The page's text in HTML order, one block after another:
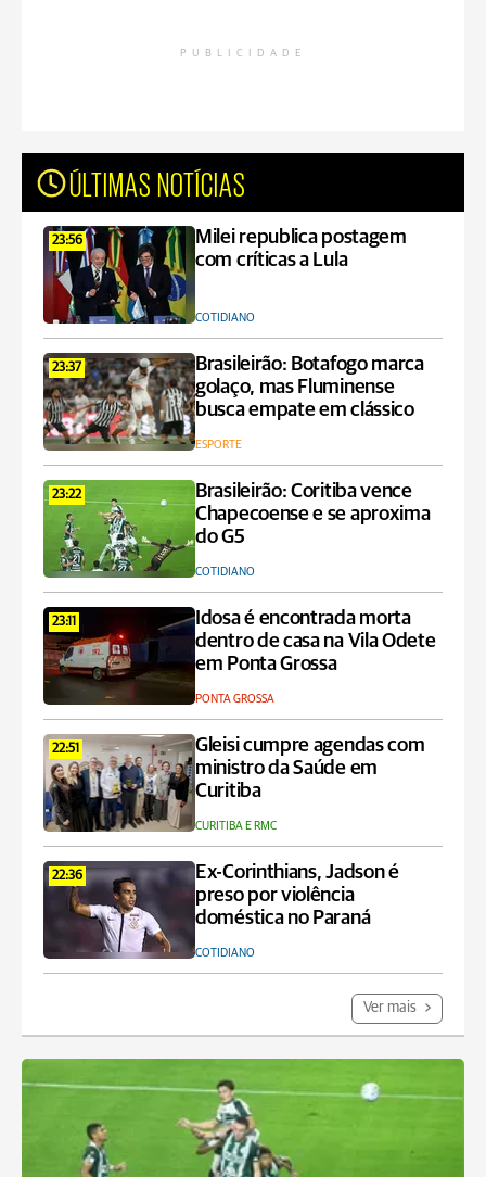
PUBLICIDADE
ÚLTIMAS NOTÍCIAS
23:56
Milei republica postagem
com críticas a Lula
COTIDIANO
23:37
Brasileirão: Botafogo marca
golaço, mas Fluminense
busca empate em clássico
ESPORTE
23:22
Brasileirão: Coritiba vence
Chapecoense e se aproxima
do G5
COTIDIANO
23:11
Idosa é encontrada morta
dentro de casa na Vila Odete
em Ponta Grossa
PONTA GROSSA
22:51
Gleisi cumpre agendas com
ministro da Saúde em
Curitiba
CURITIBA E RMC
22:36
Ex-Corinthians, Jadson é
preso por violência
doméstica no Paraná
COTIDIANO
Ver mais